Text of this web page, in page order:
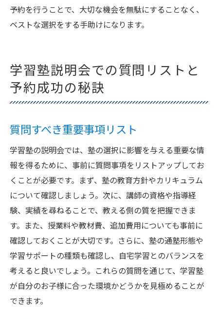
予約を行うことで、大切な機会を無駄にすることなく、
ベストな選択をする手助けになります。
学習塾説明会での質問リストと
予約成功の秘訣
質問すべき重要事項リスト
学習塾の説明会では、塾の選択に影響を与える重要な情
報を得るために、事前に質問事項をリストアップしてお
くことが必要です。まず、塾の教育方針やカリキュラム
について確認しましょう。次に、講師の資格や指導経
験、実績を尋ねることで、教える側の質を把握できま
す。また、授業料や教材費、追加費用についても事前に
確認しておくことが大切です。さらに、塾の通塾形態や
学習サポートの種類も確認し、自宅学習とのバランスを
考えると良いでしょう。これらの質問を通じて、学習塾
が自分のお子様に合った環境かどうかを見極めることが
できます。